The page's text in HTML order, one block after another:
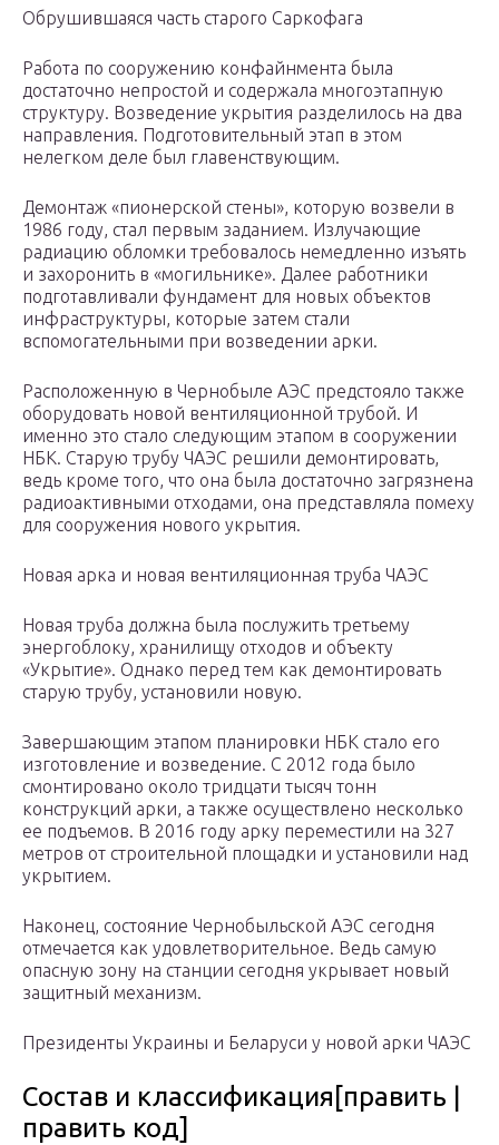
Обрушившаяся часть старого Саркофага
Работа по сооружению конфайнмента была
достаточно непростой и содержала многоэтапную
структуру. Возведение укрытия разделилось на два
направления. Подготовительный этап в этом
нелегком деле был главенствующим.
Демонтаж «пионерской стены», которую возвели в
1986 году, стал первым заданием. Излучающие
радиацию обломки требовалось немедленно изъять
и захоронить в «могильнике». Далее работники
подготавливали фундамент для новых объектов
инфраструктуры, которые затем стали
вспомогательными при возведении арки.
Расположенную в Чернобыле АЭС предстояло также
оборудовать новой вентиляционной трубой. И
именно это стало следующим этапом в сооружении
НБК. Старую трубу ЧАЭС решили демонтировать,
ведь кроме того, что она была достаточно загрязнена
радиоактивными отходами, она представляла помеху
для сооружения нового укрытия.
Новая арка и новая вентиляционная труба ЧАЭС
Новая труба должна была послужить третьему
энергоблоку, хранилищу отходов и объекту
«Укрытие». Однако перед тем как демонтировать
старую трубу, установили новую.
Завершающим этапом планировки НБК стало его
изготовление и возведение. С 2012 года было
смонтировано около тридцати тысяч тонн
конструкций арки, а также осуществлено несколько
ее подъемов. В 2016 году арку переместили на 327
метров от строительной площадки и установили над
укрытием.
Наконец, состояние Чернобыльской АЭС сегодня
отмечается как удовлетворительное. Ведь самую
опасную зону на станции сегодня укрывает новый
защитный механизм.
Президенты Украины и Беларуси у новой арки ЧАЭС
Состав и классификация[править |
править код]